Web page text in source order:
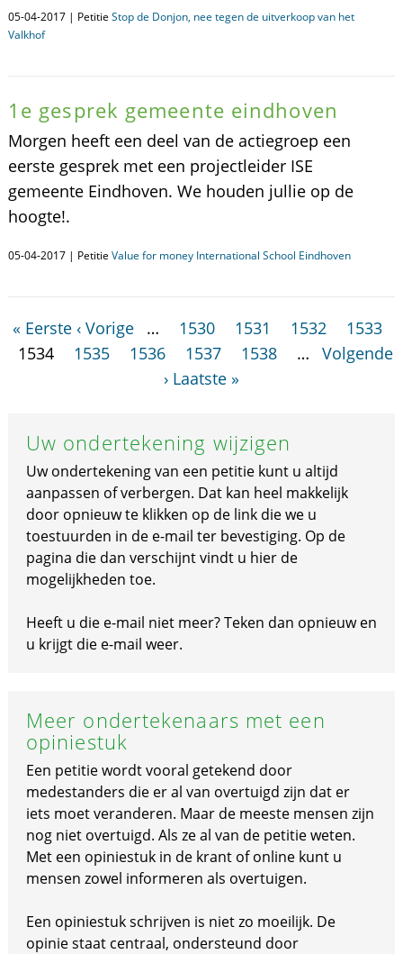
05-04-2017 | Petitie Stop de Donjon, nee tegen de uitverkoop van het
Valkhof
1e gesprek gemeente eindhoven
Morgen heeft een deel van de actiegroep een
eerste gesprek met een projectleider ISE
gemeente Eindhoven. We houden jullie op de
hoogte!.
05-04-2017 | Petitie Value for money International School Eindhoven
« Eerste ‹ Vorige … 1530 1531 1532
1533
1534
1535 1536 1537 1538 …
Volgende
› Laatste »
Uw ondertekening wijzigen
Uw ondertekening van een petitie kunt u altijd
aanpassen of verbergen. Dat kan heel makkelijk
door opnieuw te klikken op de link die we u
toestuurden in de e-mail ter bevestiging. Op de
pagina die dan verschijnt vindt u hier de
mogelijkheden toe.
Heeft u die e-mail niet meer? Teken dan opnieuw en
u krijgt die e-mail weer.
Meer ondertekenaars met een
opiniestuk
Een petitie wordt vooral getekend door
medestanders die er al van overtuigd zijn dat er
iets moet veranderen. Maar de meeste mensen zijn
nog niet overtuigd. Als ze al van de petitie weten.
Met een opiniestuk in de krant of online kunt u
mensen zowel informeren als overtuigen.
Een opiniestuk schrijven is niet zo moeilijk. De
opinie staat centraal, ondersteund door